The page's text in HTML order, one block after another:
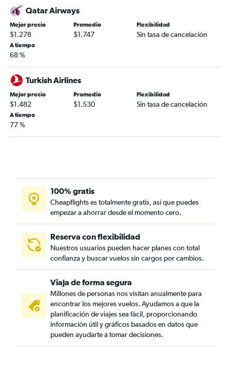
Qatar Airways
Mejor precio
$1.278
Promedio
$1.747
Flexibilidad
Sin tasa de cancelación
A tiempo
68 %
Turkish Airlines
Mejor precio
$1.482
Promedio
$1.530
Flexibilidad
Sin tasa de cancelación
A tiempo
77 %
100% gratis
Cheapflights es totalmente gratis, así que puedes
empezar a ahorrar desde el momento cero.
Reserva con flexibilidad
Nuestros usuarios pueden hacer planes con total
confianza y buscar vuelos sin cargos por cambios.
Viaja de forma segura
Millones de personas nos visitan anualmente para
encontrar los mejores vuelos. Ayudamos a que la
planificación de viajes sea fácil, proporcionando
información útil y gráficos basados en datos que
pueden ayudarte a tomar decisiones.